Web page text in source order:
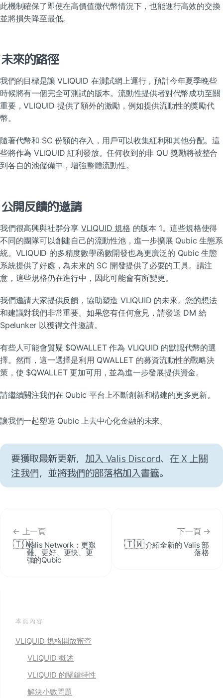
此機制確保了即使在高價值微代幣情況下，也能進行高效的交換
並將損失降至最低。
未來的路徑
我們的目標是讓 VLIQUID 在測試網上運行，預計今年夏季晚些
時候將有一個完全可測試的版本。流動性提供者對代幣成功至關
重要，VLIQUID 提供了額外的激勵，例如提供流動性的獎勵代
幣。
隨著代幣和 SC 份額的存入，用戶可以收集紅利和其他分配。這
些將作為 VLIQUID 紅利發放。任何收到的非 QU 獎勵將被整合
到各自的池儲備中，增強整體流動性。
公開反饋的邀請
我們很高興與社群分享 VLIQUID 規格 的版本 1。這些規格使得
不同的團隊可以創建自己的流動性池，進一步擴展 Qubic 生態系
統。VLIQUID 的多精度數學函數開發也為更廣泛的 Qubic 生態
系統提供了好處，為未來的 SC 開發提供了必要的工具。請注
意，這些規格仍在進行中，因此可能會有所變更。
我們邀請大家提供反饋，協助塑造 VLIQUID 的未來。您的想法
和建議對我們非常重要。如果您有任何意見，請發送 DM 給
Spelunker 以獲得文件邀請。
有些人可能會質疑 $QWALLET 作為 VLIQUID 的默認代幣的選
擇。然而，這一選擇是利用 QWALLET 的募資流動性的戰略決
策，使 $QWALLET 更加可用，並為進一步發展提供資金。
請繼續關注我們在 Qubic 平台上不斷創新和構建的更多更新。
讓我們一起塑造 Qubic 上去中心化金融的未來。
要獲取最新更新， 加入 Valis Discord、 在 X 上關
注我們，並將我們的部落格加入書籤。
← 上一頁
🇹🇼Valis Network：更艱
難、更好、更快、更
強的Qubic
下一頁 →
🇹🇼介紹全新的 Valis 部
落格
本頁內容
VLIQUID 規格開放審查
VLIQUID 概述
VLIQUID 的關鍵特性
解決小數問題